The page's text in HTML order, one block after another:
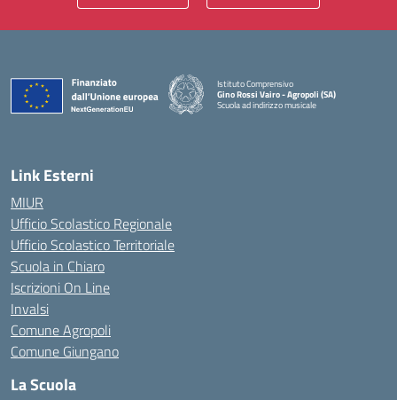
Istituto Comprensivo
Gino Rossi Vairo - Agropoli (SA)
Scuola ad indirizzo musicale
Link Esterni
MIUR
Ufficio Scolastico Regionale
Ufficio Scolastico Territoriale
Scuola in Chiaro
Iscrizioni On Line
Invalsi
Comune Agropoli
Comune Giungano
La Scuola